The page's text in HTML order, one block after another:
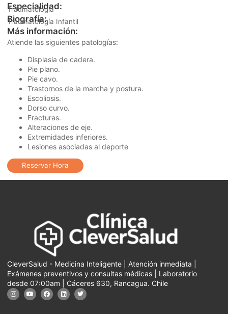
Especialidad:
Traumatología
Biografía:
Traumatología Infantil
Más información:
Atiende las siguientes patologías:
Displasia de cadera.
Pie plano.
Pie cavo.
Trastornos de la marcha y postura.
Escoliosis.
Dorso curvo.
Fracturas.
Alteraciones de eje.
Extremidades inferiores.
Lesiones asociadas al deporte
Reservar Hora
CleverSalud - Medicina Inteligente | Atención inmediata |
Exámenes preventivos y consultas médicas | Laboratorio
desde 07:00am | Cáceres 630, Rancagua. Chile